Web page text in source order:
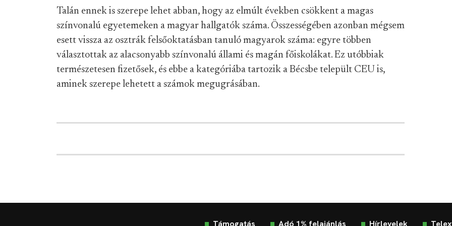
Talán ennek is szerepe lehet abban, hogy az elmúlt években csökkent a magas
színvonalú egyetemeken a magyar hallgatók száma. Összességében azonban mégsem
esett vissza az osztrák felsőoktatásban tanuló magyarok száma: egyre többen
választottak az alacsonyabb színvonalú állami és magán főiskolákat. Ez utóbbiak
természetesen fizetősek, és ebbe a kategóriába tartozik a Bécsbe települt CEU is,
aminek szerepe lehetett a számok megugrásában.
Támogatás Adó 1% felajánlás Hírlevelek